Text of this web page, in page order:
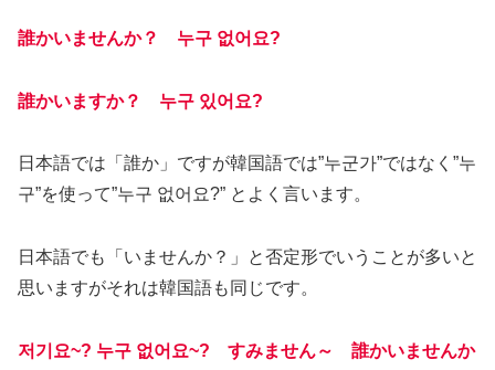
誰かいませんか？ 누구 없어요?
誰かいますか？ 누구 있어요?
日本語では「誰か」ですが韓国語では”누군가”ではなく”누
구”を使って”누구 없어요?” とよく言います。
日本語でも「いませんか？」と否定形でいうことが多いと
思いますがそれは韓国語も同じです。
저기요~? 누구 없어요~? すみません～ 誰かいませんか